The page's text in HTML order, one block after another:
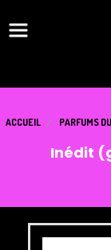
ACCUEIL PARFUMS
Inédit